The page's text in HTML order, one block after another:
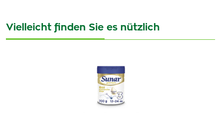
Vielleicht finden Sie es nützlich